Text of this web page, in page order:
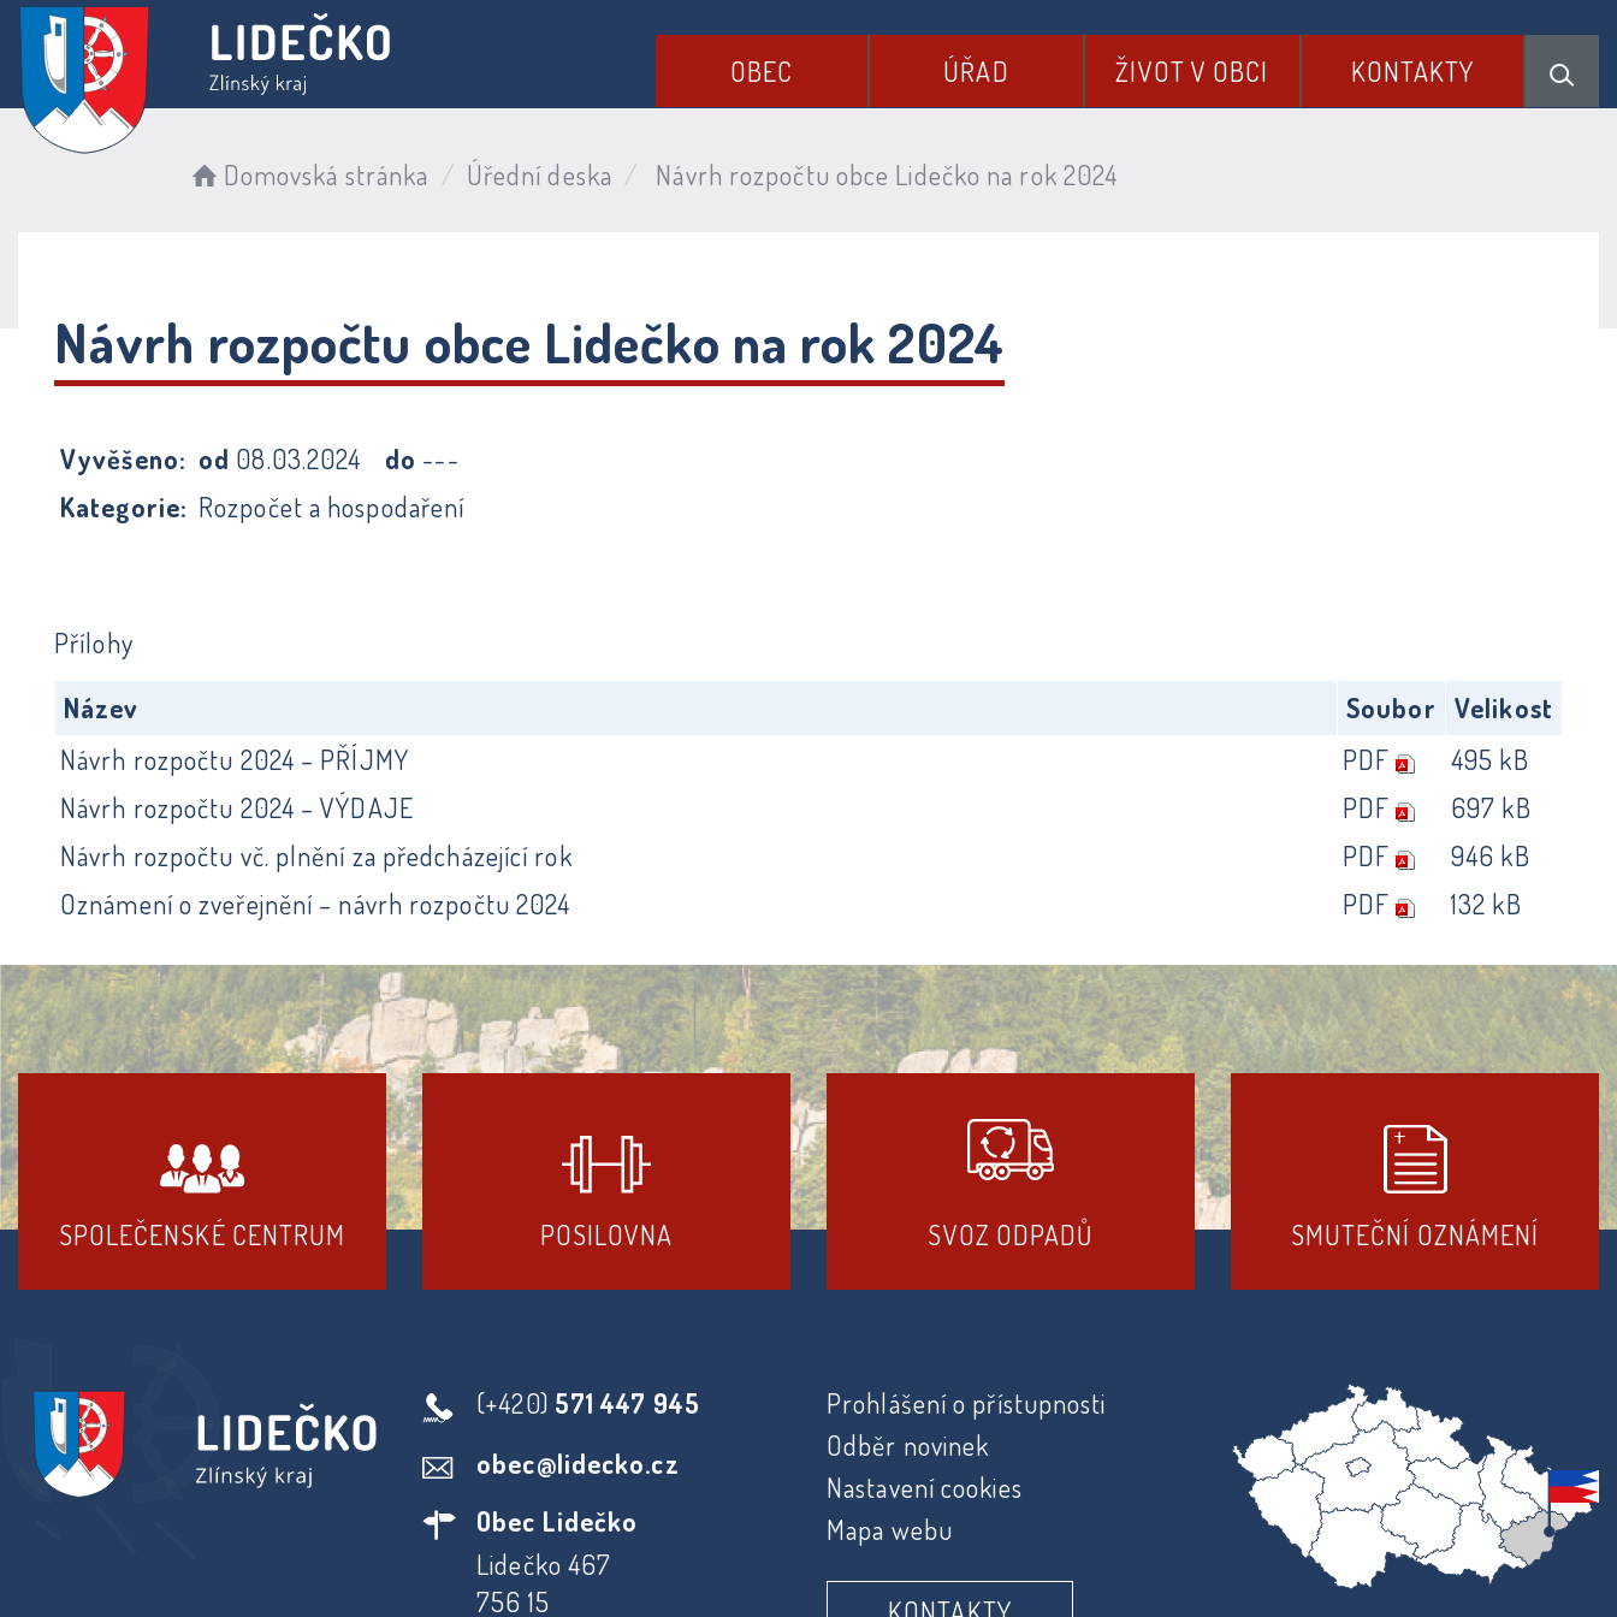
OBEC ÚŘAD ŽIVOT V OBCI KONTAKTY
Domovská stránka Úřední deska Návrh rozpočtu obce Lidečko na rok 2024
Návrh rozpočtu obce Lidečko na rok 2024
Vyvěšeno: od 08.03.2024 do ---
Kategorie: Rozpočet a hospodaření
Přílohy
Název
Soubor
Velikost
Návrh rozpočtu 2024 – PŘÍJMY
PDF
495 kB
Návrh rozpočtu 2024 – VÝDAJE
PDF
697 kB
Návrh rozpočtu vč. plnění za předcházející rok
PDF
946 kB
Oznámení o zveřejnění – návrh rozpočtu 2024
PDF 132 kB
SPOLEČENSKÉ CENTRUM POSILOVNA SVOZ ODPADŮ SMUTEČNÍ OZNÁMENÍ
(+420) 571 447 945
obec@lidecko.cz
Obec Lidečko
Lidečko 467
756 15
Prohlášení o přístupnosti
Odběr novinek
Nastavení cookies
Mapa webu